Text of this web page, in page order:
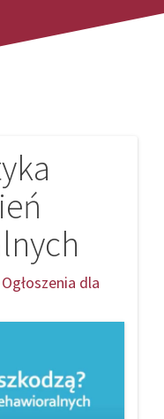
Ogłoszenia dla